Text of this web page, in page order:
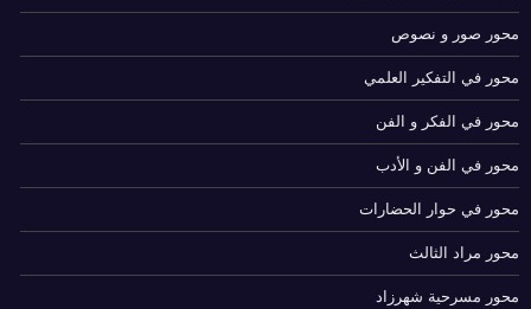
محور صور و نصوص
محور في التفكير العلمي
محور في الفكر و الفن
محور في الفن و الأدب
محور في حوار الحضارات
محور مراد الثالث
محور مسرحية شهرزاد